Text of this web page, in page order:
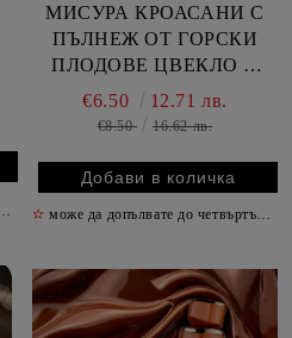
✫
МИСУРА КРОАСАНИ С
ПЪЛНЕЖ ОТ ГОРСКИ
ПЛОДОВЕ ЦВЕКЛО И
ГРОЗДЕ С
ПЪЛНОЗЪРНЕСТО
€6.50 12.71 лв.
€8.50 16.62 лв.
✫ може да допълвате до четвъртък включително